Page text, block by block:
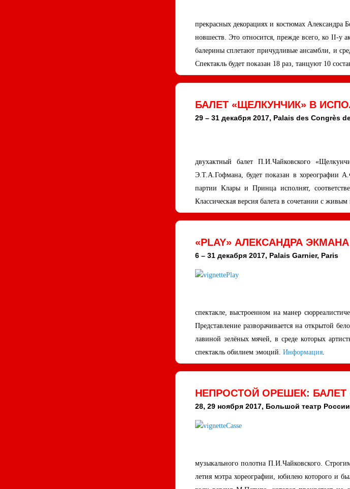
прекрасных декорациях и костюмах Александра
новшеств. Это относится, прежде всего, ко II-у
балерины сплетают причудливые ансамбли, и
Спектакль будет показан 18 раз, танцуют 10
БАЛЕТ «ЩЕЛКУНЧИК» В
29 – 31 декабря 2017, Palais des Congrès
двухактный балет П.И.Чайковского
Э.Т.А.Гофмана, будет показан в хореографии
партии Клары и Принца исполнят,
Классическая версия балета в сочетании с
«PLAY» АЛЕКСАНДРА
6 – 31 декабря 2017, Palais Garnier, Paris
спектакле, выстроенном на манер
Представление разворачивается на открытой
лавиной зелёных мячей, в среде которых
спектакль обилием эмоций. Информация.
НЕПРОСТОЙ ОРЕШЕК:
28, 29 ноября 2017, Большой театр
музыкального полотна П.И.Чайковского.
летия мэтра хореографии, юбилею которого и